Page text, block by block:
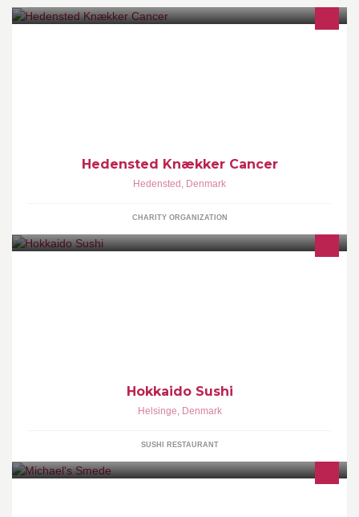
Hedensted Knækker Cancer
Hedensted , Denmark
CHARITY ORGANIZATION
Hokkaido Sushi
Helsinge, Denmark
SUSHI RESTAURANT